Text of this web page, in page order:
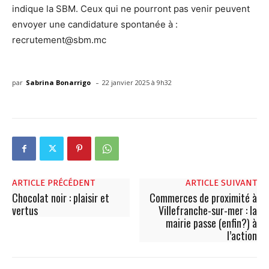
indique la SBM. Ceux qui ne pourront pas venir peuvent
envoyer une candidature spontanée à :
recrutement@sbm.mc
par Sabrina Bonarrigo - 22 janvier 2025 à 9h32
ARTICLE PRÉCÉDENT
Chocolat noir : plaisir et
vertus
ARTICLE SUIVANT
Commerces de proximité à
Villefranche-sur-mer : la
mairie passe (enfin?) à
l’action